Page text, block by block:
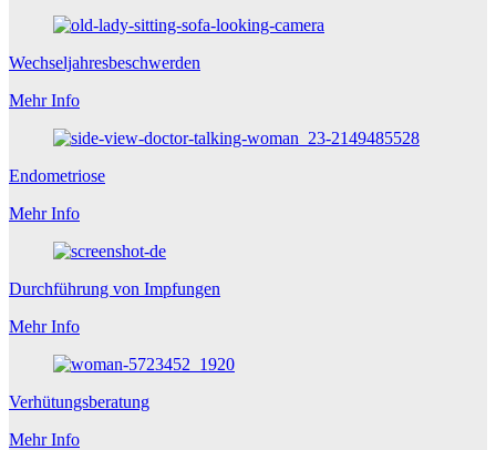
Wechseljahresbeschwerden
Mehr Info
Endometriose
Mehr Info
Durchführung von Impfungen
Mehr Info
Verhütungsberatung
Mehr Info